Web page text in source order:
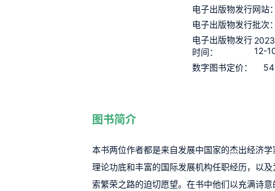
电子出版物发行网站
电子出版物发行批次
电子出版物发行
时间：
12-
数字图书定价：
图书简介
本书两位作者都是来自发展中国家的杰出经济
理论功底和丰富的国际发展机构任职经历，以
索繁荣之路的迫切愿望。在书中他们以充满诗